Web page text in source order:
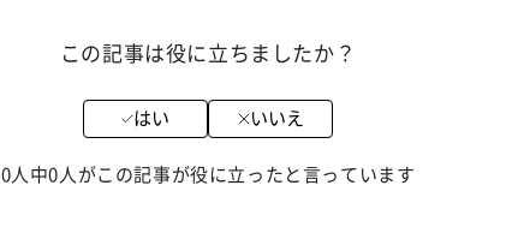
この記事は役に立ちましたか？
はい いいえ
0人中0人がこの記事が役に立ったと言っています